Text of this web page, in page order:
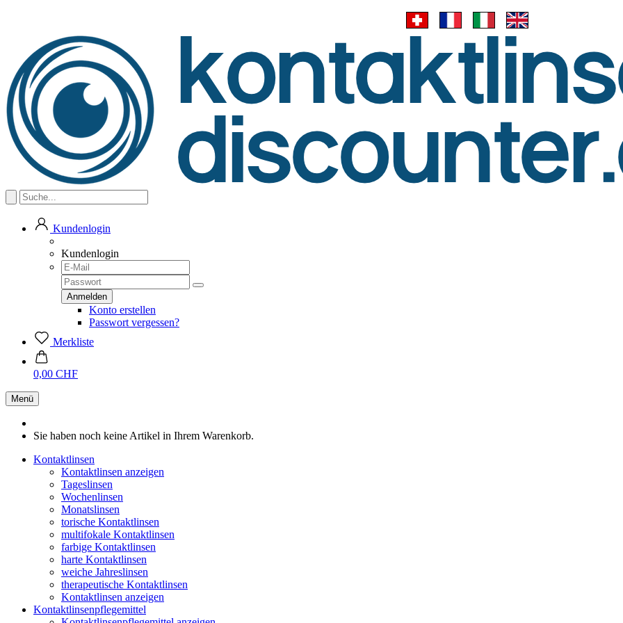
Kundenlogin
Kundenlogin
Konto erstellen
Passwort vergessen?
Merkliste
0,00 CHF
Menü
Sie haben noch keine Artikel in Ihrem Warenkorb.
Kontaktlinsen
Kontaktlinsen anzeigen
Tageslinsen
Wochenlinsen
Monatslinsen
torische Kontaktlinsen
multifokale Kontaktlinsen
farbige Kontaktlinsen
harte Kontaktlinsen
weiche Jahreslinsen
therapeutische Kontaktlinsen
Kontaktlinsen anzeigen
Kontaktlinsenpflegemittel